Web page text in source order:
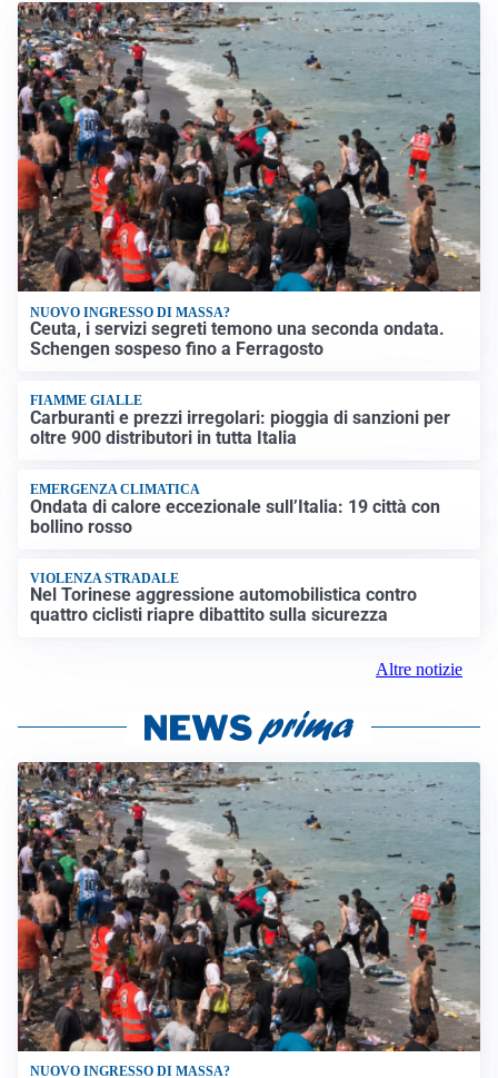
NUOVO INGRESSO DI MASSA?
Ceuta, i servizi segreti temono una seconda ondata.
Schengen sospeso fino a Ferragosto
FIAMME GIALLE
Carburanti e prezzi irregolari: pioggia di sanzioni per
oltre 900 distributori in tutta Italia
EMERGENZA CLIMATICA
Ondata di calore eccezionale sull’Italia: 19 città con
bollino rosso
VIOLENZA STRADALE
Nel Torinese aggressione automobilistica contro
quattro ciclisti riapre dibattito sulla sicurezza
Altre notizie
NUOVO INGRESSO DI MASSA?